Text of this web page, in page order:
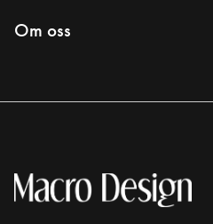
Om oss